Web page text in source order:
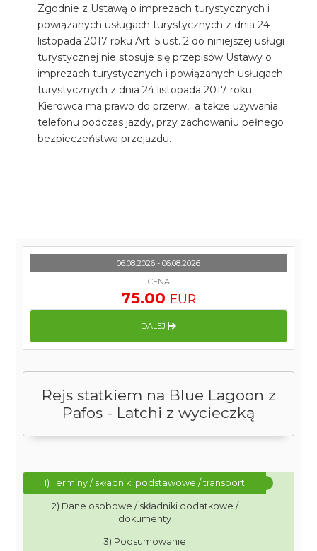
Zgodnie z Ustawą o imprezach turystycznych i
powiązanych usługach turystycznych z dnia 24
listopada 2017 roku Art. 5 ust. 2 do niniejszej usługi
turystycznej nie stosuje się przepisów Ustawy o
imprezach turystycznych i powiązanych usługach
turystycznych z dnia 24 listopada 2017 roku.
Kierowca ma prawo do przerw, a także używania
telefonu podczas jazdy, przy zachowaniu pełnego
bezpieczeństwa przejazdu.
Rejs statkiem na Blue Lagoon z
Pafos - Latchi z wycieczką
1) Terminy / składniki podstawowe / transport
2) Dane osobowe / składniki dodatkowe /
dokumenty
3) Podsumowanie
06.08.2026 - 06.08.2026
CENA
75.00 EUR
DALEJ